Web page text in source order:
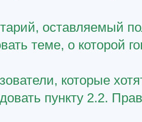
оставляемый
теме, о которой
которые
пункту 2.2.